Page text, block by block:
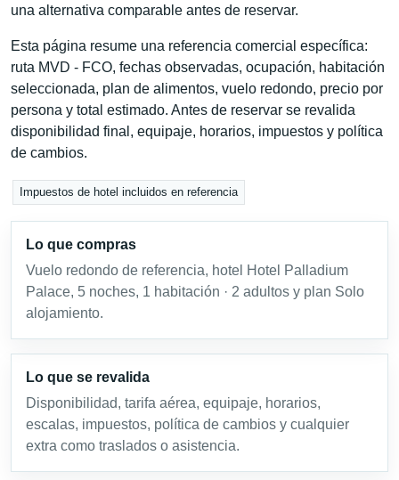
una alternativa comparable antes de reservar.
Esta página resume una referencia comercial específica:
ruta MVD - FCO, fechas observadas, ocupación, habitación
seleccionada, plan de alimentos, vuelo redondo, precio por
persona y total estimado. Antes de reservar se revalida
disponibilidad final, equipaje, horarios, impuestos y política
de cambios.
Impuestos de hotel incluidos en referencia
Lo que compras
Vuelo redondo de referencia, hotel Hotel Palladium
Palace, 5 noches, 1 habitación · 2 adultos y plan Solo
alojamiento.
Lo que se revalida
Disponibilidad, tarifa aérea, equipaje, horarios,
escalas, impuestos, política de cambios y cualquier
extra como traslados o asistencia.